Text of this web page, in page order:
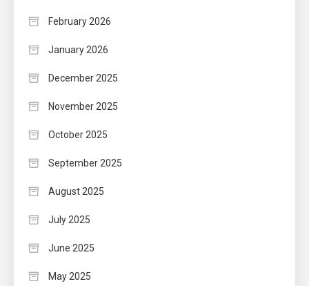
February 2026
January 2026
December 2025
November 2025
October 2025
September 2025
August 2025
July 2025
June 2025
May 2025